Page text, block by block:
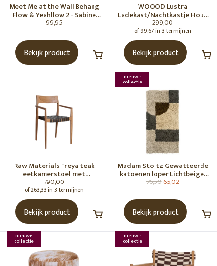
Meet Me at the Wall Behang
Flow & Yeahllow 2 - Sabine
van Vessem
99,95
Bekijk product
WOOOD Lustra
Ladekast/Nachtkastje Hout
Hoogglans Groen [Fsc]
299,00
of 99,67 in 3 termijnen
Bekijk product
Raw Materials Freya teak
eetkamerstoel met
armleuning - Zwart (set of 2)
790,00
of 263,33 in 3 termijnen
Bekijk product
nieuwe
collectie
Madam Stoltz Gewatteerde
katoenen loper Lichtbeige,
gebroken wit, grijs, groen
76,5065,02
Bekijk product
nieuwe
collectie
nieuwe
collectie